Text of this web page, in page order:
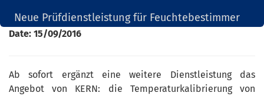
Neue Prüfdienstleistung für Feuchtebestimmer
Date: 15/09/2016
Ab sofort ergänzt eine weitere Dienstleistung das
Angebot von KERN: die Temperaturkalibrierung von